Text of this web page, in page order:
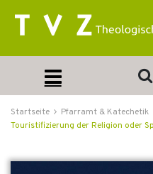
Startseite Pfarramt & Katechetik
Touristifizierung der Religion oder